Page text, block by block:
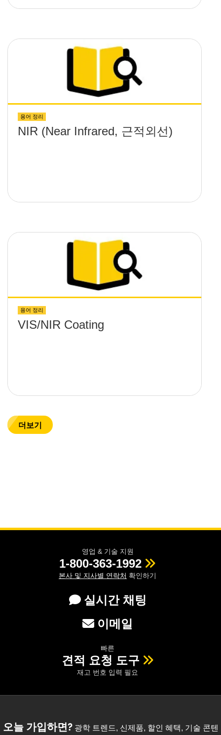
용어 정리
NIR (Near Infrared, 근적외선)
용어 정리
VIS/NIR Coating
더보기
영업 & 기술 지원
1-800-363-1992
본사 및 지사별 연락처 확인하기
실시간 채팅
이메일
빠른
견적 요청 도구
재고 번호 입력 필요
오늘 가입하면?광학 트렌드, 신제품, 할인 혜택, 기술 콘텐